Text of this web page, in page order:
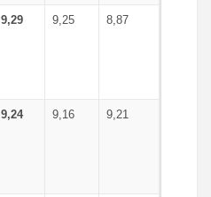
9,29 9,25 8,87
9,24 9,16 9,21